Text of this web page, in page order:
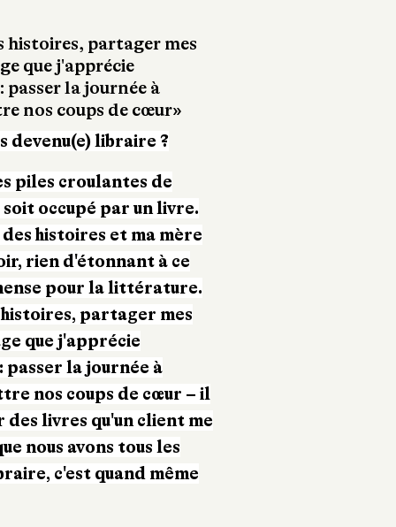
histoires, partager mes
que j'apprécie
la journée à
nos coups de cœur»
devenu(e) libraire ?
piles croulantes de
soit occupé par un livre.
histoires et ma mère
rien d'étonnant à ce
pour la littérature.
partager mes
que j'apprécie
la journée à
nos coups de cœur – il
livres qu'un client me
nous avons tous les
c'est quand même